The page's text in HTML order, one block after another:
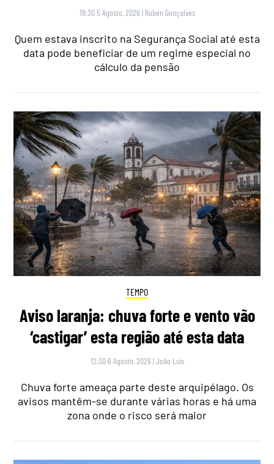
18:30 5 Agosto, 2026 | Rubén Gonçalves
Quem estava inscrito na Segurança Social até esta
data pode beneficiar de um regime especial no
cálculo da pensão
TEMPO
Aviso laranja: chuva forte e vento vão
‘castigar’ esta região até esta data
12:30 6 Agosto, 2026 |João Luís
Chuva forte ameaça parte deste arquipélago. Os
avisos mantêm-se durante várias horas e há uma
zona onde o risco será maior